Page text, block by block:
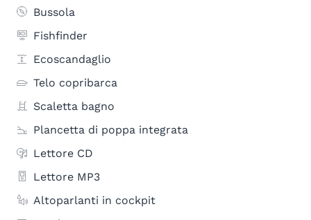
Bussola
Fishfinder
Ecoscandaglio
Telo copribarca
Scaletta bagno
Plancetta di poppa integrata
Lettore CD
Lettore MP3
Altoparlanti in cockpit